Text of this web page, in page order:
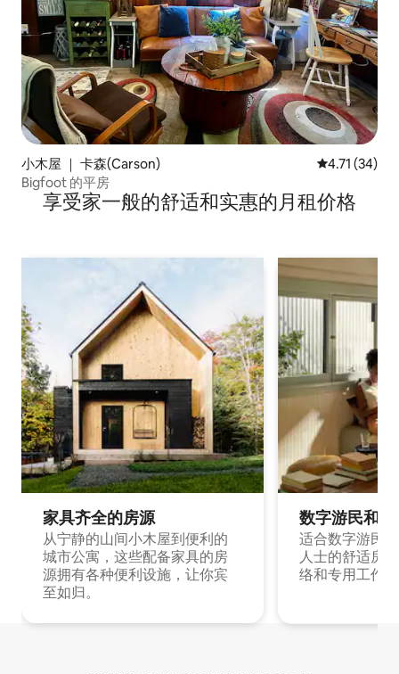
小木屋 ｜ 卡森(Carson) 平均评分
4.71 (34)
Bigfoot 的平房
享受家一般的舒适和实惠的月租价格
家具齐全的房源
从宁静的山间小木屋到便利的
城市公寓，这些配备家具的房
源拥有各种便利设施，让你宾
至如归。
数字游民和
适合数字游民
人士的舒适房
络和专用工作